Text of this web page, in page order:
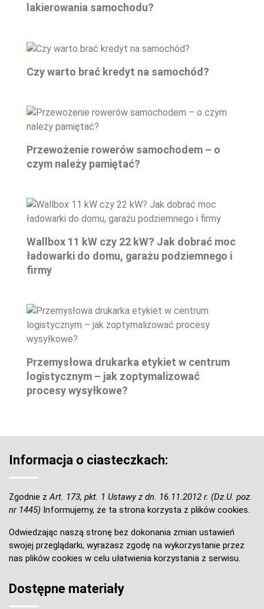
lakierowania samochodu?
Czy warto brać kredyt na samochód?
Przewożenie rowerów samochodem – o
czym należy pamiętać?
Wallbox 11 kW czy 22 kW? Jak dobrać moc
ładowarki do domu, garażu podziemnego i
firmy
Przemysłowa drukarka etykiet w centrum
logistycznym – jak zoptymalizować
procesy wysyłkowe?
Informacja o ciasteczkach:
Zgodnie zArt. 173, pkt. 1 Ustawy z dn. 16.11.2012 r. (Dz.U. poz.
nr 1445) Informujemy, że ta strona korzysta z plików cookies.
Odwiedzając naszą stronę bez dokonania zmian ustawień
swojej przeglądarki, wyrażasz zgodę na wykorzystanie przez
nas plików cookies w celu ułatwienia korzystania z serwisu.
Dostępne materiały